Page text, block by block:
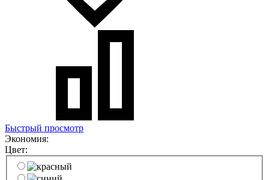
Быстрый просмотр
Экономия:
Цвет: